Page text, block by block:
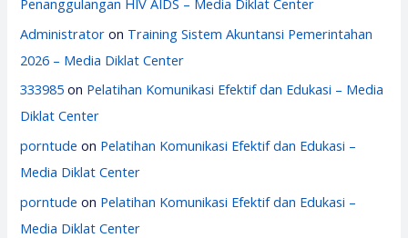
Penanggulangan HIV AIDS – Media Diklat Center
Administrator on Training Sistem Akuntansi Pemerintahan
2026 – Media Diklat Center
333985 on Pelatihan Komunikasi Efektif dan Edukasi – Media
Diklat Center
porntude on Pelatihan Komunikasi Efektif dan Edukasi –
Media Diklat Center
porntude on Pelatihan Komunikasi Efektif dan Edukasi –
Media Diklat Center